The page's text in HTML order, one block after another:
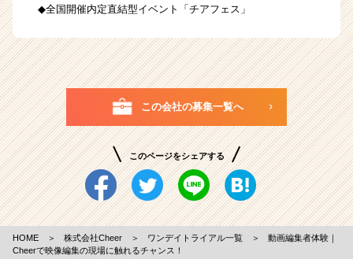
◆全国開催内定直結型イベント「チアフェス」
この会社の募集一覧へ
このページをシェアする
HOME ＞ 株式会社Cheer ＞ ワンデイトライアル一覧 ＞
動画編集者体験｜
Cheerで映像編集の現場に触れるチャンス！